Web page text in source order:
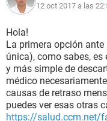
12 oct 2017 a las
Hola!
La primera opción
única), como sabes,
y más simple de
médico
causas de retraso
puedes ver esas otras
https://salud.ccm.net/